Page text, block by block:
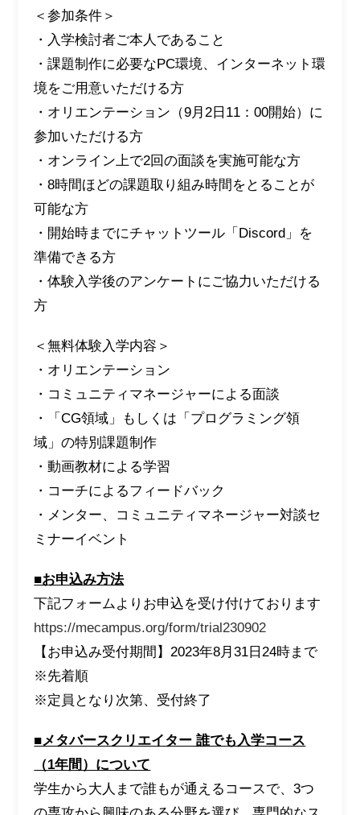
＜参加条件＞
・入学検討者ご本人であること
・課題制作に必要なPC環境、インターネット環
境をご用意いただける方
・オリエンテーション（9月2日11：00開始）に
参加いただける方
・オンライン上で2回の面談を実施可能な方
・8時間ほどの課題取り組み時間をとることが
可能な方
・開始時までにチャットツール「Discord」を
準備できる方
・体験入学後のアンケートにご協力いただける
方
＜無料体験入学内容＞
・オリエンテーション
・コミュニティマネージャーによる面談
・「CG領域」もしくは「プログラミング領
域」の特別課題制作
・動画教材による学習
・コーチによるフィードバック
・メンター、コミュニティマネージャー対談セ
ミナーイベント
■お申込み方法
下記フォームよりお申込を受け付けております
https://mecampus.org/form/trial230902
【お申込み受付期間】2023年8月31日24時まで
※先着順
※定員となり次第、受付終了
■メタバースクリエイター 誰でも入学コース
（1年間）について
学生から大人まで誰もが通えるコースで、3つ